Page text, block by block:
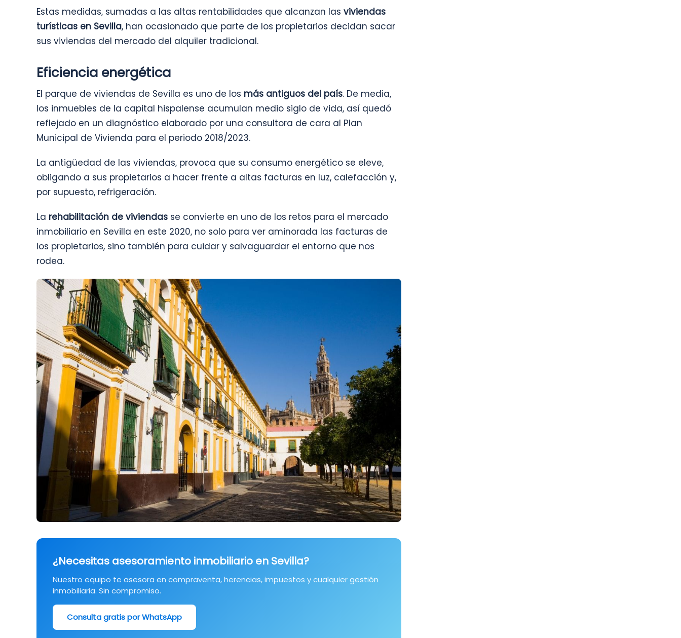
Estas medidas, sumadas a las altas rentabilidades que alcanzan las viviendas
turísticas en Sevilla, han ocasionado que parte de los propietarios decidan sacar
sus viviendas del mercado del alquiler tradicional.
Eficiencia energética
El parque de viviendas de Sevilla es uno de los más antiguos del país. De media,
los inmuebles de la capital hispalense acumulan medio siglo de vida, así quedó
reflejado en un diagnóstico elaborado por una consultora de cara al Plan
Municipal de Vivienda para el periodo 2018/2023.
La antigüedad de las viviendas, provoca que su consumo energético se eleve,
obligando a sus propietarios a hacer frente a altas facturas en luz, calefacción y,
por supuesto, refrigeración.
La rehabilitación de viviendas se convierte en uno de los retos para el mercado
inmobiliario en Sevilla en este 2020, no solo para ver aminorada las facturas de
los propietarios, sino también para cuidar y salvaguardar el entorno que nos
rodea.
¿Necesitas asesoramiento inmobiliario en Sevilla?
Nuestro equipo te asesora en compraventa, herencias, impuestos y cualquier gestión
inmobiliaria. Sin compromiso.
Consulta gratis por WhatsApp